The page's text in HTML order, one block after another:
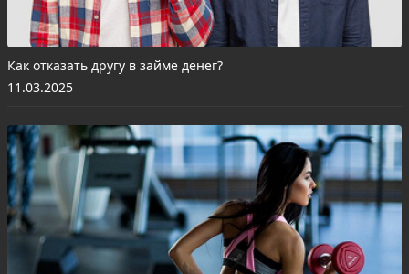
Как отказать другу в займе денег?
11.03.2025